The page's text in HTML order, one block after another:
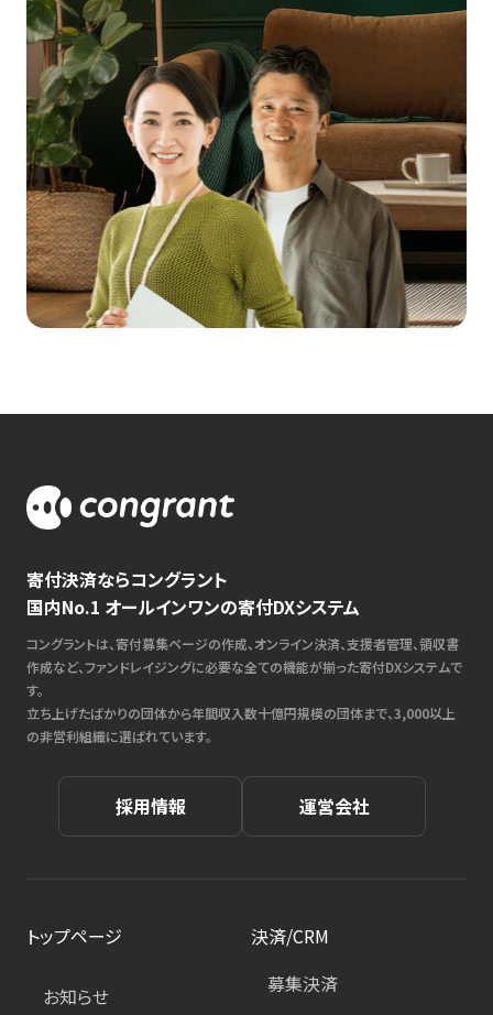
寄付決済ならコングラント
国内No.1 オールインワンの寄付DXシステム
コングラントは、寄付募集ページの作成、オンライン決済、支援者管理、領収書
作成など、ファンドレイジングに必要な全ての機能が揃った寄付DXシステムで
す。
立ち上げたばかりの団体から年間収入数十億円規模の団体まで、3,000以上
の非営利組織に選ばれています。
採用情報 運営会社
トップページ
お知らせ
決済/CRM
募集決済